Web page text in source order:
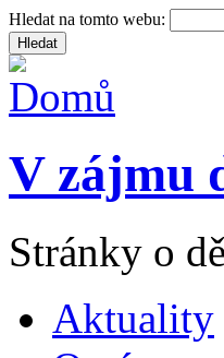
Hledat na tomto webu:
V zájmu
Stránky o
Aktuality